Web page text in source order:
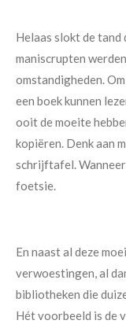
Helaas slokt de
maniscrupten
omstandigheden.
een boek kunnen
ooit de moeite
kopiëren. Denk aan
schrijftafel.
foetsie.
En naast al deze
verwoestingen, al
bibliotheken die
Hét voorbeeld is de